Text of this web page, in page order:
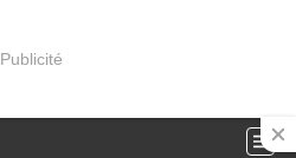
Publicité